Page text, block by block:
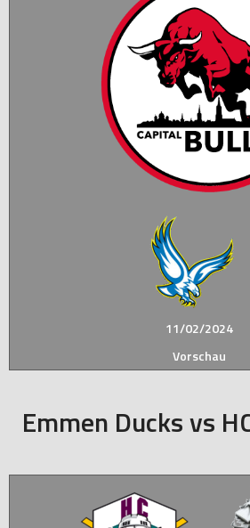
11/02/2024
Vorschau
Emmen Ducks vs